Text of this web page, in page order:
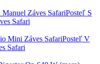
Posteľ S
Safari
Posteľ V
Safari